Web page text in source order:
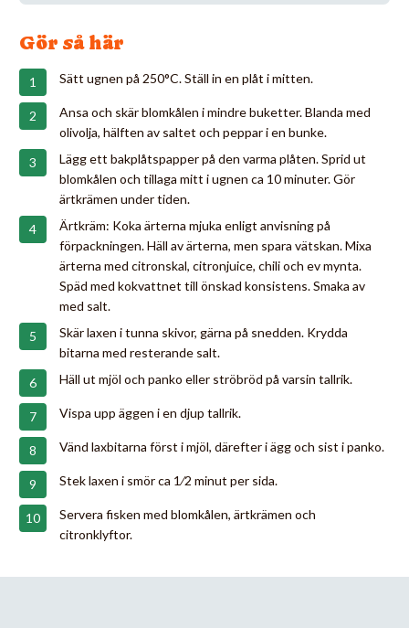
Gör så här
Sätt ugnen på 250°C. Ställ in en plåt i mitten.
Ansa och skär blomkålen i mindre buketter. Blanda med
olivolja, hälften av saltet och peppar i en bunke.
Lägg ett bakplåtspapper på den varma plåten. Sprid ut
blomkålen och tillaga mitt i ugnen ca 10 minuter. Gör
ärtkrämen under tiden.
Ärtkräm: Koka ärterna mjuka enligt anvisning på
förpackningen. Häll av ärterna, men spara vätskan. Mixa
ärterna med citronskal, citronjuice, chili och ev mynta.
Späd med kokvattnet till önskad konsistens. Smaka av
med salt.
Skär laxen i tunna skivor, gärna på snedden. Krydda
bitarna med resterande salt.
Häll ut mjöl och panko eller ströbröd på varsin tallrik.
Vispa upp äggen i en djup tallrik.
Vänd laxbitarna först i mjöl, därefter i ägg och sist i panko.
Stek laxen i smör ca 1⁄2 minut per sida.
Servera fisken med blomkålen, ärtkrämen och
citronklyftor.